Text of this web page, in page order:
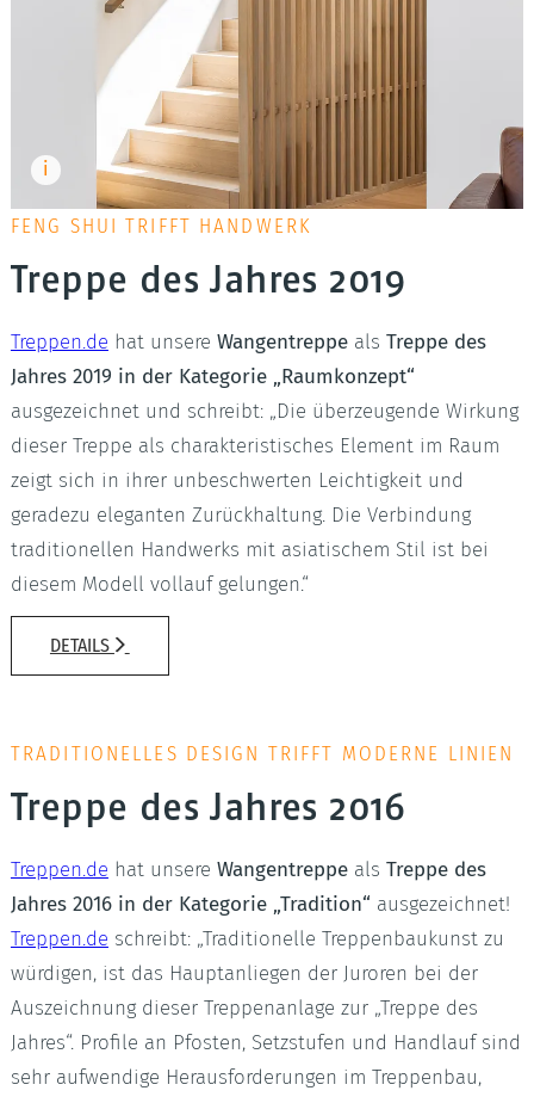
FENG SHUI TRIFFT HANDWERK
Treppe des Jahres 2019
Treppen.de hat unsere Wangentreppeals Treppe des
Jahres 2019 in der Kategorie „Raumkonzept“
ausgezeichnet und schreibt: „Die überzeugende Wirkung
dieser Treppe als charakteristisches Element im Raum
zeigt sich in ihrer unbeschwerten Leichtigkeit und
geradezu eleganten Zurückhaltung. Die Verbindung
traditionellen Handwerks mit asiatischem Stil ist bei
diesem Modell vollauf gelungen.“
DETAILS
TRADITIONELLES DESIGN TRIFFT MODERNE LINIEN
Treppe des Jahres 2016
Treppen.de hat unsere Wangentreppeals Treppe des
Jahres 2016 in der Kategorie „Tradition“ ausgezeichnet!
Treppen.de schreibt: „Traditionelle Treppenbaukunst zu
würdigen, ist das Hauptanliegen der Juroren bei der
Auszeichnung dieser Treppenanlage zur „Treppe des
Jahres“. Profile an Pfosten, Setzstufen und Handlauf sind
sehr aufwendige Herausforderungen im Treppenbau,